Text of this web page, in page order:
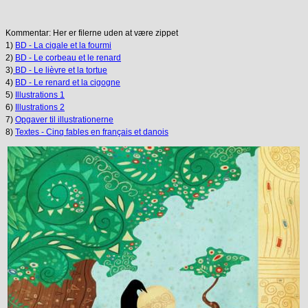
Kommentar: Her er filerne uden at være zippet
1) BD - La cigale et la fourmi
2) BD - Le corbeau et le renard
3) BD - Le lièvre et la tortue
4) BD - Le renard et la cigogne
5)
Illustrations 1
6)
Illustrations 2
7) Opgaver til illustrationerne
8) Textes - Cinq fables en français et danois